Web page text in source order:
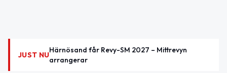
JUST NU
Härnösand får Revy-SM 2027 – Mittrevyn
arrangerar